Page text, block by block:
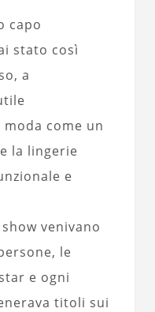
capo
stato così
a
come un
la lingerie
e
venivano
le
e ogni
titoli sui